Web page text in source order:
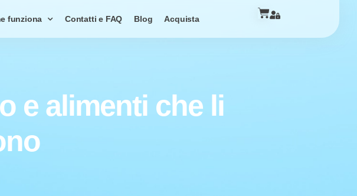
funziona Contatti e FAQ Blog Acquista
e alimenti che li